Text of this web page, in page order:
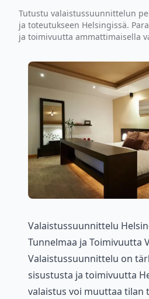
Tutustu valaistussuunnittelun
ja toteutukseen Helsingissä.
ja toimivuutta ammattimaisella
Valaistussuunnittelu
Tunnelmaa ja Toimivuutta
Valaistussuunnittelu on
sisustusta ja toimivuutta
valaistus voi muuttaa tilan